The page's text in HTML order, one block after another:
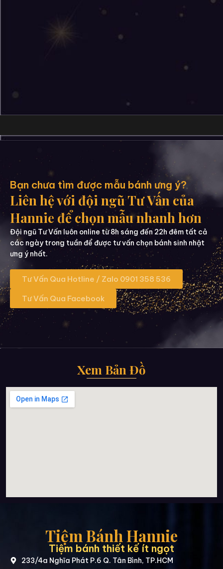
Bạn chưa tìm được mẫu bánh ưng ý?
Liên hệ với đội ngũ Tư Vấn của
Hannie để chọn mẫu nhanh hơn
Đội ngũ Tư Vấn luôn online từ 8h sáng đến 22h đêm tất cả
các ngày trong tuần để được tư vấn chọn bánh sinh nhật
ưng ý nhất.
Tư Vấn Qua Hotline / Zalo 0901 358 536
Tư Vấn Qua Facebook
Xem Bản Đồ
Tiệm Bánh Hannie
Tiệm bánh thiết kế ít ngọt
233/4a Nghĩa Phát P.6 Q. Tân Bình, TP.HCM